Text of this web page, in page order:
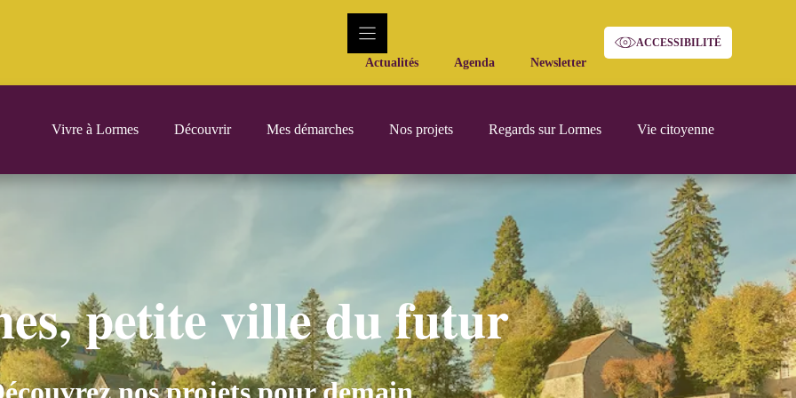
Actualités
Agenda Newsletter
ACCESSIBILITÉ
Vivre à Lormes Découvrir Mes démarches Nos projets Regards sur Lormes Vie citoyenne
petite ville du futur